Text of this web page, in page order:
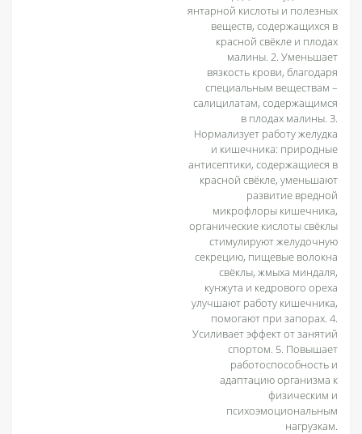
янтарной кислоты и полезных
веществ, содержащихся в
красной свёкле и плодах
малины. 2. Уменьшает
вязкость крови, благодаря
специальным веществам –
салицилатам, содержащимся
в плодах малины. 3.
Нормализует работу желудка
и кишечника: природные
антисептики, содержащиеся в
красной свёкле, уменьшают
развитие вредной
микрофлоры кишечника,
органические кислоты свёклы
стимулируют желудочную
секрецию, пищевые волокна
свёклы, жмыха миндаля,
кунжута и кедрового ореха
улучшают работу кишечника,
помогают при запорах. 4.
Усиливает эффект от занятий
спортом. 5. Повышает
работоспособность и
адаптацию организма к
физическим и
психоэмоциональным
нагрузкам.